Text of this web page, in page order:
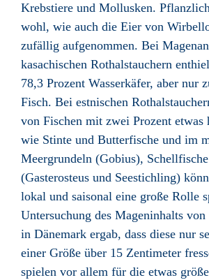
Krebstiere und Mollusken.
wohl, wie auch die Eier von
zufällig aufgenommen. Bei
kasachischen Rothalstauchern
78,3 Prozent Wasserkäfer, aber nur
Fisch. Bei estnischen
von Fischen mit zwei Prozent etwas
wie Stinte und Butterfische und im
Meergrundeln (Gobius),
(Gasterosteus und Seestichling)
lokal und saisonal eine große Rolle
Untersuchung des Mageninhalts
in Dänemark ergab, dass diese nur
einer Größe über 15 Zentimeter
spielen vor allem für die etwas